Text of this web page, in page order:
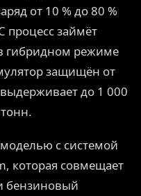
от 10 % до 80 %
процесс займёт
гибридном режиме
защищён от
до 1 000
моделью с системой
которая совмещает
бензиновый